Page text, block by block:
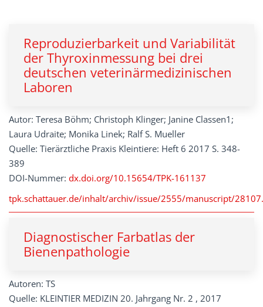
Reproduzierbarkeit und Variabilität
der Thyroxinmessung bei drei
deutschen veterinärmedizinischen
Laboren
Autor: Teresa Böhm; Christoph Klinger; Janine Classen1;
Laura Udraite; Monika Linek; Ralf S. Mueller
Quelle: Tierärztliche Praxis Kleintiere: Heft 6 2017 S. 348-
389
DOI-Nummer: dx.doi.org/10.15654/TPK-161137
tpk.schattauer.de/inhalt/archiv/issue/2555/manuscript/
Diagnostischer Farbatlas der
Bienenpathologie
Autoren: TS
Quelle: KLEINTIER MEDIZIN 20. Jahrgang Nr. 2 , 2017